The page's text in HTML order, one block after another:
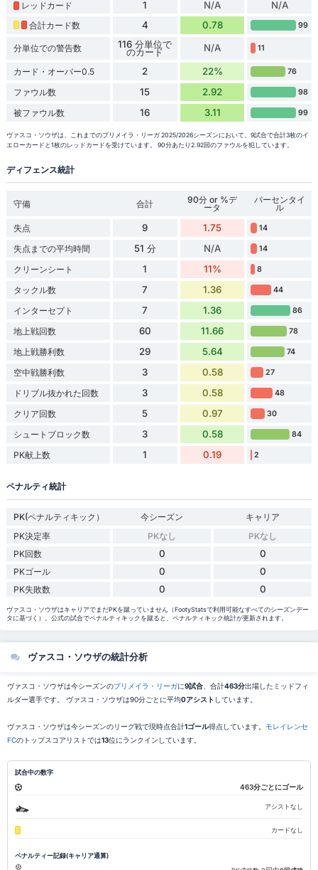
レッドカード 1 N/A N/A
合計カード数 4 0.78 99
分単位での警告数 116 分単位で
のカード N/A 11
カード・オーバー0.5 2 22% 76
ファウル数 15 2.92 98
被ファウル数 16 3.11 99
ヴァスコ・ソウザは、これまでのプリメイラ・リーガ 2025/2026シーズンにおいて、9試合で合計3枚のイ
エローカードと1枚のレッドカードを受けています。 90分あたり2.92回のファウルを犯しています。
ディフェンス統計
守備 合計 90分 or %デ
ータ
パーセンタイ
ル
失点
9 1.75 14
失点までの平均時間 51 分 N/A 14
クリーンシート 1 11% 8
タックル数 7 1.36 44
インターセプト 7 1.36 86
地上戦回数 60 11.66 78
地上戦勝利数 29 5.64 74
空中戦勝利数 3 0.58 27
ドリブル抜かれた回数 3 0.58 48
クリア回数 5 0.97 30
シュートブロック数 3 0.58 84
PK献上数 1 0.19 2
ペナルティ統計
PK(ペナルティキック） 今シーズン
キャリア
PK決定率
PKなし
PKなし
PK回数
0 0
PKゴール 0 0
PK失敗数 0 0
ヴァスコ・ソウザはキャリアでまだPKを蹴っていません（FootyStatsで利用可能なすべてのシーズンデー
タに基づく）。公式の試合でペナルティキックを蹴ると、ペナルティキック統計が更新されます。
ヴァスコ・ソウザの統計分析
ヴァスコ・ソウザは今シーズンのプリメイラ・リーガに9試合、合計463分出場したミッドフィ
ルダー選手です。 ヴァスコ・ソウザは90分ごとに平均0アシスト しています。
ヴァスコ・ソウザは今シーズンのリーグ戦で現時点合計1ゴール得点しています。 モレイレンセ
FCのトップスコアリストでは13位にランクインしています。
試合中の数字
463分ごとにゴール
アシストなし
カードなし
ペナルティー記録(キャリア通算)